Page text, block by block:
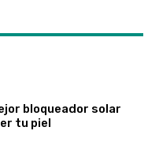
bloqueador solar
tu piel